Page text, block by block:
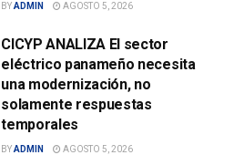
BYADMIN AGOSTO 5, 2026
CICYP ANALIZA El sector
eléctrico panameño necesita
una modernización, no
solamente respuestas
temporales
BYADMIN AGOSTO 5, 2026